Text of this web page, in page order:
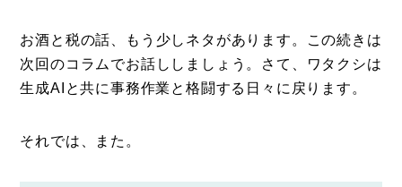
お酒と税の話、もう少しネタがあります。この続きは
次回のコラムでお話ししましょう。さて、ワタクシは
生成AIと共に事務作業と格闘する日々に戻ります。
それでは、また。